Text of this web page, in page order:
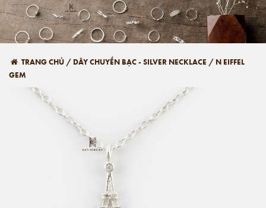
TRANG CHỦ / DÂY CHUYỀN BẠC - SILVER NECKLACE / N EIFFEL
GEM